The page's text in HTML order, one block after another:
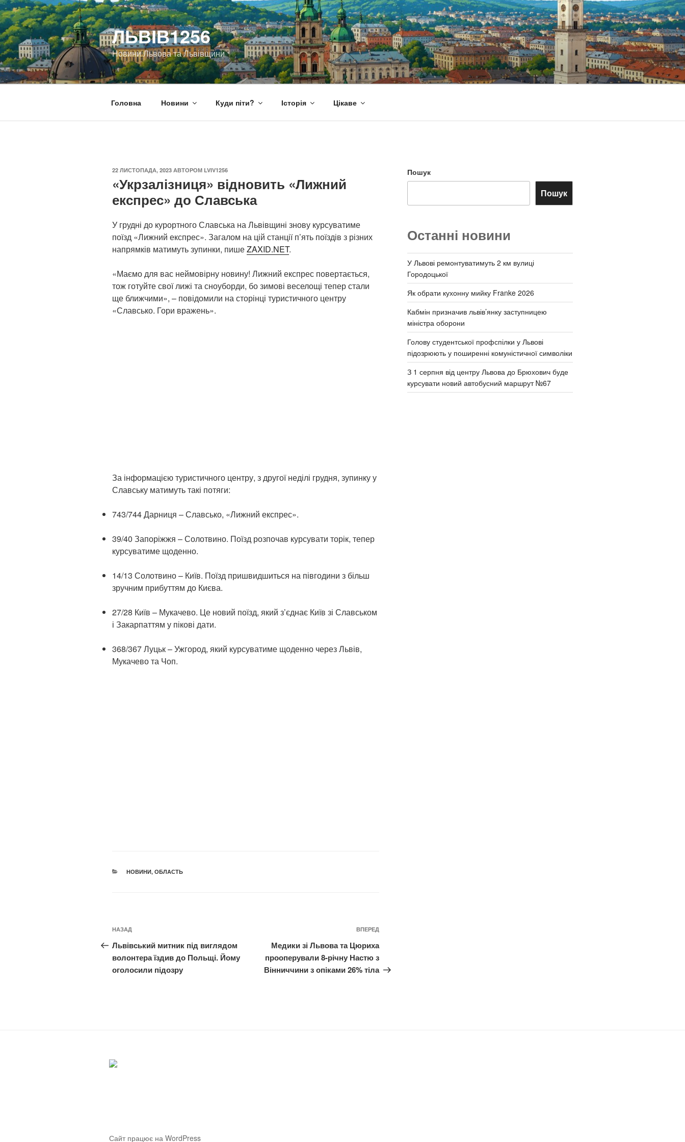
Перейти
до
вмісту
ЛЬВІВ1256
Новини Львова та Львівщини
Головна Новини Куди піти? Історія Цікаве
ОПУБЛІКОВАНО
22 ЛИСТОПАДА, 2023 АВТОРОМ LVIV1256
«Укрзалізниця» відновить «Лижний
експрес» до Славська
У грудні до курортного Славська на Львівщині знову курсуватиме
поїзд «Лижний експрес». Загалом на цій станції п’ять поїздів з різних
напрямків матимуть зупинки, пишеZAXID.NET.
«Маємо для вас неймовірну новину! Лижний експрес повертається,
тож готуйте свої лижі та сноуборди, бо зимові веселощі тепер стали
ще ближчими», – повідомили на сторінці туристичного центру
«Славсько. Гори вражень».
За інформацією туристичного центру, з другої неділі грудня, зупинку у
Славську матимуть такі потяги:
743/744 Дарниця – Славсько, «Лижний експрес».
39/40 Запоріжжя – Солотвино. Поїзд розпочав курсувати торік, тепер
курсуватиме щоденно.
14/13 Солотвино – Київ. Поїзд пришвидшиться на півгодини з більш
зручним прибуттям до Києва.
27/28 Київ – Мукачево. Це новий поїзд, який з’єднає Київ зі Славськом
і Закарпаттям у пікові дати.
368/367 Луцьк – Ужгород, який курсуватиме щоденно через Львів,
Мукачево та Чоп.
КАТЕГОРІЇ
НОВИНИ, ОБЛАСТЬ
Навігація
записів
Попередній
запис:
НАЗАД
Львівський митник під виглядом
волонтера їздив до Польщі. Йому
оголосили підозру
Наступний
запис
ВПЕРЕД
Медики зі Львова та Цюриха
прооперували 8-річну Настю з
Вінниччини з опіками 26% тіла
Пошук
Пошук
Останні новини
У Львові ремонтуватимуть 2 км вулиці
Городоцької
Як обрати кухонну мийку Franke 2026
Кабмін призначив львів’янку заступницею
міністра оборони
Голову студентської профспілки у Львові
підозрюють у поширенні комуністичної символіки
З 1 серпня від центру Львова до Брюхович буде
курсувати новий автобусний маршрут №67
Сайт працює на WordPress